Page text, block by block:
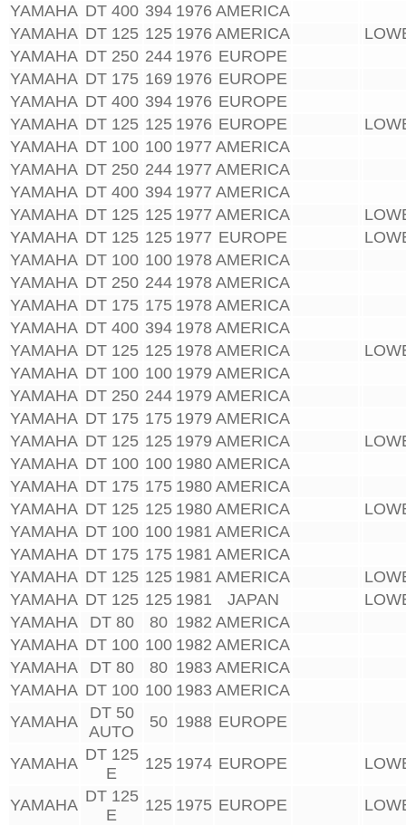
YAMAHA DT 400 394 1976 AMERICA
YAMAHA DT 125 125 1976 AMERICA
YAMAHA DT 250 244 1976 EUROPE
YAMAHA DT 175 169 1976 EUROPE
YAMAHA DT 400 394 1976 EUROPE
YAMAHA DT 125 125 1976 EUROPE
YAMAHA DT 100 100 1977 AMERICA
YAMAHA DT 250 244 1977 AMERICA
YAMAHA DT 400 394 1977 AMERICA
YAMAHA DT 125 125 1977 AMERICA
YAMAHA DT 125 125 1977 EUROPE
YAMAHA DT 100 100 1978 AMERICA
YAMAHA DT 250 244 1978 AMERICA
YAMAHA DT 175 175 1978 AMERICA
YAMAHA DT 400 394 1978 AMERICA
YAMAHA DT 125 125 1978 AMERICA
YAMAHA DT 100 100 1979 AMERICA
YAMAHA DT 250 244 1979 AMERICA
YAMAHA DT 175 175 1979 AMERICA
YAMAHA DT 125 125 1979 AMERICA
YAMAHA DT 100 100 1980 AMERICA
YAMAHA DT 175 175 1980 AMERICA
YAMAHA DT 125 125 1980 AMERICA
YAMAHA DT 100 100 1981 AMERICA
YAMAHA DT 175 175 1981 AMERICA
YAMAHA DT 125 125 1981 AMERICA
YAMAHA DT 125 125 1981 JAPAN
YAMAHA
DT 80 80 1982 AMERICA
YAMAHA DT 100 100 1982 AMERICA
YAMAHA
DT 80 80 1983 AMERICA
YAMAHA DT 100 100 1983 AMERICA
YAMAHA
DT 50
AUTO
50 1988 EUROPE
YAMAHA DT 125
E
125 1974 EUROPE
YAMAHA DT 125
E
125 1975 EUROPE